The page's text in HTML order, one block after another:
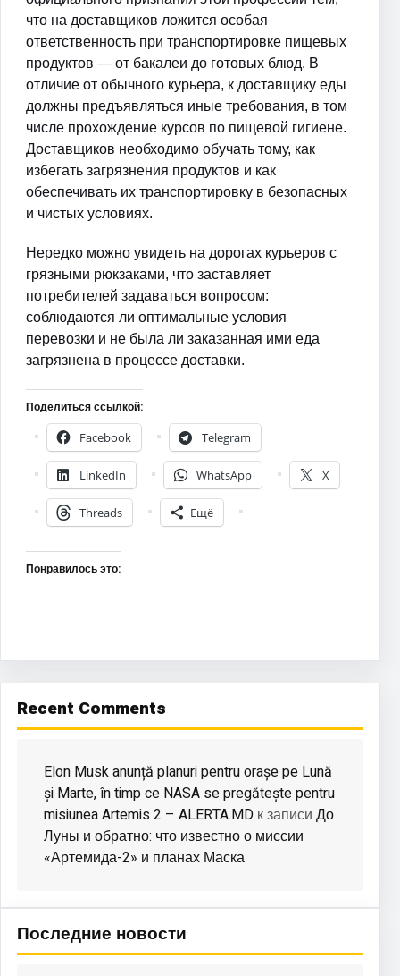
что на доставщиков ложится особая
ответственность при транспортировке пищевых
продуктов — от бакалеи до готовых блюд. В
отличие от обычного курьера, к доставщику еды
должны предъявляться иные требования, в том
числе прохождение курсов по пищевой гигиене.
Доставщиков необходимо обучать тому, как
избегать загрязнения продуктов и как
обеспечивать их транспортировку в безопасных
и чистых условиях.
Нередко можно увидеть на дорогах курьеров с
грязными рюкзаками, что заставляет
потребителей задаваться вопросом:
соблюдаются ли оптимальные условия
перевозки и не была ли заказанная ими еда
загрязнена в процессе доставки.
Поделиться ссылкой:
Facebook
Telegram
LinkedIn WhatsApp X
Threads Ещё
Понравилось это:
Recent Comments
Elon Musk anunță planuri pentru orașe pe Lună
și Marte, în timp ce NASA se pregătește pentru
misiunea Artemis 2 – ALERTA.MD к записи До
Луны и обратно: что известно о миссии
«Артемида-2» и планах Маска
Последние новости